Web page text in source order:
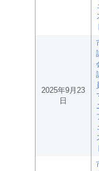
2025年9月23
日